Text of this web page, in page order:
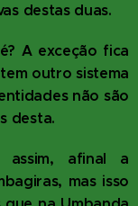
destas duas.
A exceção fica
outro sistema
não são
desta.
assim, afinal a
mas isso